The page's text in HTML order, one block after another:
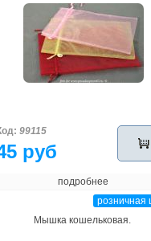
99115
руб
подробнее
розничная
Мышка кошельковая.